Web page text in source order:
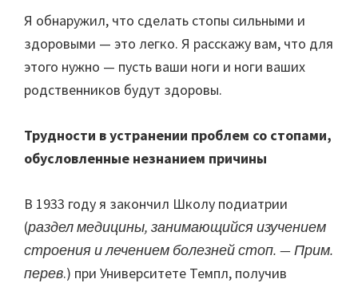
Я обнаружил, что сделать стопы сильными и
здоровыми — это легко. Я расскажу вам, что для
этого нужно — пусть ваши ноги и ноги ваших
родственников будут здоровы.
Трудности в устранении проблем со стопами,
обусловленные незнанием причины
В 1933 году я закончил Школу подиатрии
(раздел медицины, занимающийся изучением
строения и лечением болезней стоп. — Прим.
перев.) при Университете Темпл, получив